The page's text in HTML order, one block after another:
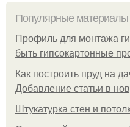
Популярные материалы
Профиль для монтажа
быть гипсокартонные
Как построить пруд на
Добавление статьи в
Штукатурка стен и